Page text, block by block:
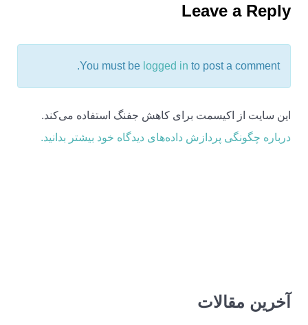
Leave a Reply
You must be logged in to post a comment.
این سایت از اکیسمت برای کاهش جفنگ استفاده می‌کند.
درباره چگونگی پردازش داده‌های دیدگاه خود بیشتر بدانید.
آخرین مقالات